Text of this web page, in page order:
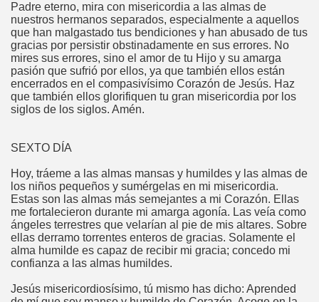
Padre eterno, mira con misericordia a las almas de
nuestros hermanos separados, especialmente a aquellos
que han malgastado tus bendiciones y han abusado de tus
gracias por persistir obstinadamente en sus errores. No
mires sus errores, sino el amor de tu Hijo y su amarga
pasión que sufrió por ellos, ya que también ellos están
encerrados en el compasivísimo Corazón de Jesús. Haz
que también ellos glorifiquen tu gran misericordia por los
siglos de los siglos. Amén.
SEXTO DÍA
Hoy, tráeme a las almas mansas y humildes y las almas de
los niños pequeños y sumérgelas en mi misericordia.
Estas son las almas más semejantes a mi Corazón. Ellas
me fortalecieron durante mi amarga agonía. Las veía como
ángeles terrestres que velarían al pie de mis altares. Sobre
ellas derramo torrentes enteros de gracias. Solamente el
alma humilde es capaz de recibir mi gracia; concedo mi
confianza a las almas humildes.
Jesús misericordiosísimo, tú mismo has dicho: Aprended